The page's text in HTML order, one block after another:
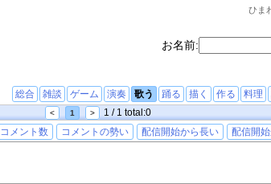
ひま
お名前:
総合 雑談 ゲーム 演奏 歌う 踊る 描く 作る 料理
< 1 >
1 / 1 total:0
コメント数 コメントの勢い 配信開始から長い 配信開